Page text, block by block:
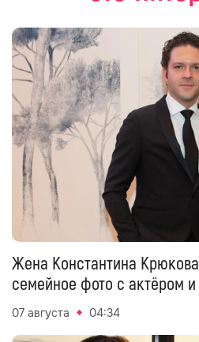
Жена Константина
семейное фото с актёром
07 августа 04:34